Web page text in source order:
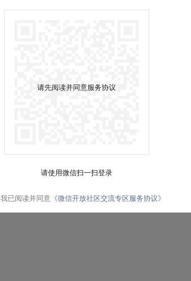
请先阅读并同意服务协议
请使用微信扫一扫登录
我已阅读并同意 《微信开放社区交流专区服务协议》